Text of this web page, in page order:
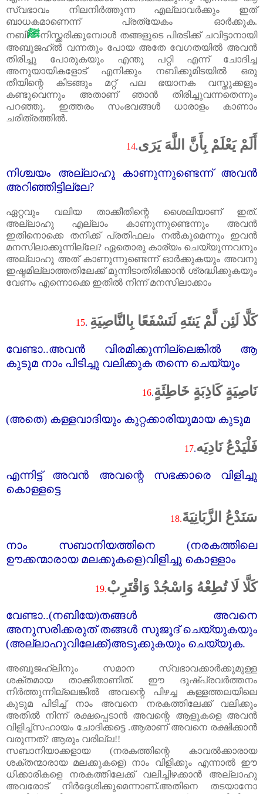
സ്വഭാവം നിലനിർത്തുന്ന എല്ലാവർക്കും ഇത്‌
ബാധകമാണെന്ന് പ്രത്യേകം ഓർക്കുക.
നബിﷺനിസ്ക്കരിക്കുമ്പോൾ തങ്ങളുടെ പിരടിക്ക്‌ ചവിട്ടാനായി
അബൂജഹ്‌ൽ വന്നതും പോയ അതേ വേഗതയിൽ അവൻ
തിരിച്ചു പോരുകയും എന്തു പറ്റി എന്ന് ചോദിച്ച
അനുയായികളോട്‌ എനിക്കും നബിക്കുമിടയിൽ ഒരു
തീയിന്റെ കിടങ്ങും മറ്റ്‌ പല ഭയാനക വസ്തുക്കളും
കണ്ടുവെന്നും അതാണ് ഞാൻ തിരിച്ചുവന്നതെന്നും
പറഞ്ഞു. ഇത്തരം സംഭവങ്ങൾ ധാരാളം കാണാം
ചരിത്രത്തിൽ.
14.أَلَمْ يَعْلَمْ بِأَنَّ اللَّهَ يَرَى
നിശ്ചയം അല്ലാഹു കാണുന്നുണ്ടെന്ന് അവൻ
അറിഞ്ഞിട്ടില്ലേ?
ഏറ്റവും വലിയ താക്കീതിന്റെ ശൈലിയാണ് ഇത്‌.
അല്ലാഹു എല്ലാം കാണുന്നുണ്ടെന്നും അവൻ
ഇതിനൊക്കെ തനിക്ക്‌ പ്രതിഫലം നൽകുമെന്നും ഇവൻ
മനസിലാക്കുന്നില്ലേ? ഏതൊരു കാര്യം ചെയ്യുന്നവനും
അല്ലാഹു അത്‌ കാണുന്നുണ്ടെന്ന് ഓർക്കുകയും അവനു
ഇഷ്ടമില്ലാത്തതിലേക്ക്‌ മുന്നിടാതിരിക്കാൻ ശ്രദ്ധിക്കുകയും
വേണം എന്നൊക്കെ ഇതിൽ നിന്ന് മനസിലാക്കാം
15. كَلَّا لَئِن لَّمْ يَنتَهِ لَنَسْفَعًا بِالنَّاصِيَةِ
വേണ്ടാ..അവൻ വിരമിക്കുന്നില്ലെങ്കിൽ ആ
കുടുമ നാം പിടിച്ചു വലിക്കുക തന്നെ ചെയ്യും
16.نَاصِيَةٍ كَاذِبَةٍ خَاطِئَةٍ
(അതെ) കള്ളവാദിയും കുറ്റക്കാരിയുമായ കുടുമ
17.فَلْيَدْعُ نَادِيَه
എന്നിട്ട്‌ അവൻ അവന്റെ സഭക്കാരെ വിളിച്ചു
കൊള്ളട്ടെ
18.سَنَدْعُ الزَّبَانِيَةَ
നാം സബാനിയത്തിനെ (നരകത്തിലെ
ഊക്കന്മാരായ മലക്കുകളെ)വിളിച്ചു കൊള്ളാം
19.كَلَّا لَا تُطِعْهُ وَاسْجُدْ وَاقْتَرِبْ
വേണ്ടാ..(നബിയേ)തങ്ങൾ അവനെ
അനുസരിക്കരുത്‌ തങ്ങൾ സുജൂദ്‌ ചെയ്യുകയും
(അല്ലാഹുവിലേക്ക്‌)അടുക്കുകയും ചെയ്യുക.
അബൂജഹ്‌ലിനും സമാന സ്വഭാവക്കാർക്കുമുള്ള
ശക്തമായ താക്കീതാണിത്‌. ഈ ദുഷ്പ്രവർത്തനം
നിർത്തുന്നില്ലെങ്കിൽ അവന്റെ പിഴച്ച കള്ളത്തലയിലെ
കുടുമ പിടിച്ച്‌ നാം അവനെ നരകത്തിലേക്ക്‌ വലിക്കും
അതിൽ നിന്ന് രക്ഷപ്പെടാൻ അവന്റെ ആളുകളെ അവൻ
വിളിച്ച്സഹായം ചോദിക്കട്ടെ .ആരാണ് അവനെ രക്ഷിക്കാൻ
വരുന്നത്‌? ആരും വരില്ല!!
സബാനിയാക്കളായ (നരകത്തിന്റെ കാവൽക്കാരായ
ശക്തന്മാരായ മലക്കുകളെ) നാം വിളിക്കും എന്നാൽ ഈ
ധിക്കാരികളെ നരകത്തിലേക്ക്‌ വലിച്ചിഴക്കാൻ അല്ലാഹു
അവരോട്‌ നിർദ്ദേശിക്കുമെന്നാണ്.അതിനെ തടയാനോ